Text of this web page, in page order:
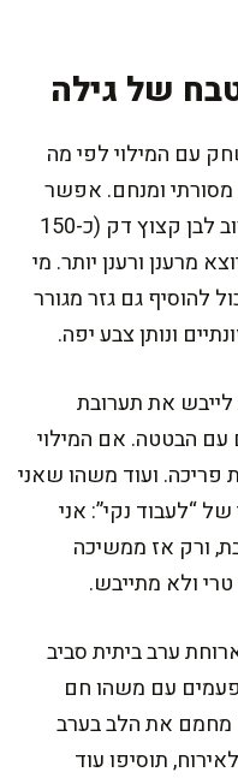
של גילה
עם המילוי לפי מה
מסורתי ומנחם. אפשר
להחליף חצי מכמות הפטריות בכרוב לבן קצוץ דק (כ-150
מרענן ורענן יותר. מי
להוסיף גם גזר מגורר
את תערובת
עם הבטטה. אם המילוי
פריכה. ועוד משהו שאני
“לעבוד נקי”: אני
במחבת, ורק אז ממשיכה
ולא מתייבש.
ערב ביתית סביב
עם משהו חם
מחמם את הלב בערב
תוסיפו עוד